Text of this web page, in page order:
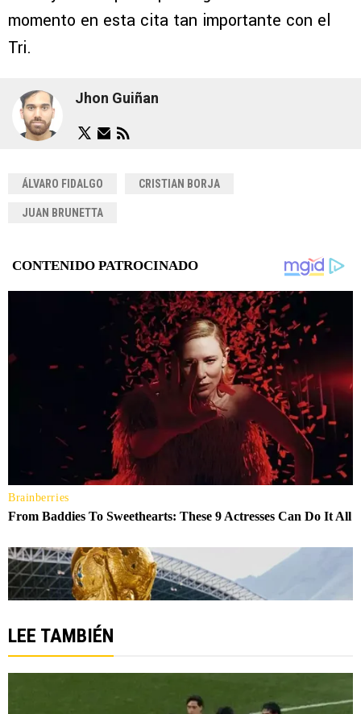
momento en esta cita tan importante con el
Tri.
Jhon Guiñan
ÁLVARO FIDALGO CRISTIAN BORJA
JUAN BRUNETTA